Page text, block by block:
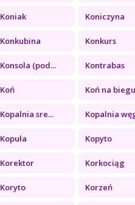
Koniak Koniczyna
Konkubina Konkurs
Konsola (pod... Kontrabas
Koń Koń na
Kopalnia sre... Kopalnia
Kopuła Kopyto
Korektor Korkociąg
Koryto Korzeń